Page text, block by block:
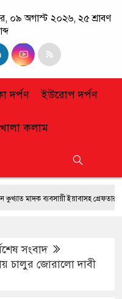
০৯ অগাস্ট ২০২৬, ২৫ শ্রাবণ
দর্পণ ইউরোপ দর্পণ
কলাম
ব্যবসায়ী ইয়াবাসহ গ্রেফতার
সংবাদ
চালুর জোরালো দাবী